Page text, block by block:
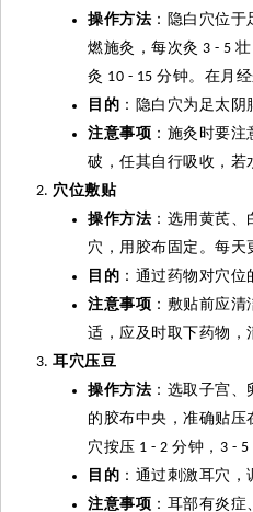
操作方法 ：隐白穴位
燃施灸 ，每次灸 3 - 5
灸 10 - 15 分钟。在月
目的 ：隐白穴为足太
注意事项 ：施灸 时要注
破，任其自行吸收，若
穴位敷贴
操作方法 ：选用黄芪
穴，用胶布固定。每天
目的 ：通过药物对穴
注意事项 ：敷贴前应
适，应及时取下药物，
耳穴压豆
操作方法 ：选取子宫
的胶布中央，准确贴
穴按压 1 - 2 分钟， 3 - 5
目的 ：通过刺激耳穴
注意事项 ：耳部有炎